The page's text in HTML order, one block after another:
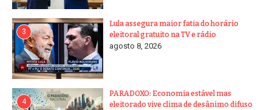
3
Lula assegura maior fatia do horário
eleitoral gratuito na TV e rádio
agosto 8, 2026
4
PARADOXO: Economia estável mas
eleitorado vive clima de desânimo difuso